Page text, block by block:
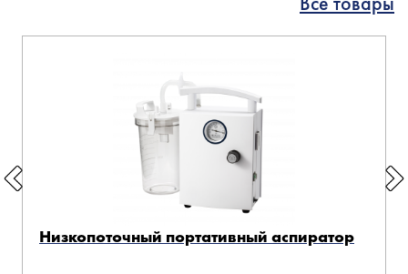
Низкопоточный портативный аспиратор